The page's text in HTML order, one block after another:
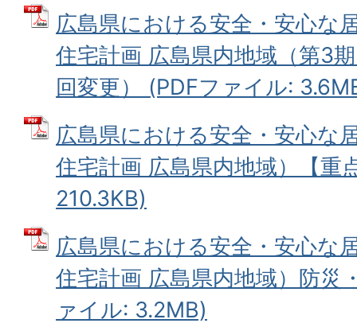
広島県における安全・安心な
住宅計画 広島県内地域（第3
回変更） (PDFファイル:
広島県における安全・安心な
住宅計画 広島県内地域）【重
210.3KB)
広島県における安全・安心な
住宅計画 広島県内地域）防災
ァイル: 3.2MB)